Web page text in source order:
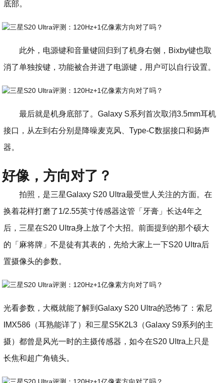
底部。
此外，电源键和音量键回归到了机身右侧，Bixby键也取
消了单独按键，功能被合并进了电源键，用户可以自行设置。
最后就是机身底部了。Galaxy S系列首次取消3.5mm耳机
接口，从左到右分别是降噪麦克风、Type-C数据接口和扬声
器。
好像，方向对了？
拍照，是三星Galaxy S20 Ultra最受世人关注的方面。在
换着花样打磨了1/2.55英寸传感器这管「牙膏」长达4年之
后，三星在S20 Ultra身上放了个大招。前面提到的那个硕大
的「麻将牌」不是徒有其表的，先给大家上一下S20 Ultra后
置摄像头的参数。
光看参数，大概就能了解到Galaxy S20 Ultra的恐怖了：索尼
IMX586（耳熟能详了）和三星S5K2L3（Galaxy S9系列的主
摄）都曾是风光一时的主摄传感器，如今在S20 Ultra上只是
长焦和超广角镜头。